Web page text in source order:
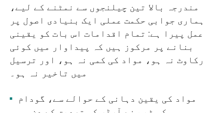
مندرجہ بالا تین چیلنجوں سے نمٹنے کے لیے،
ہماری جوابی حکمت عملی ایک بنیادی اصول پر
عمل پیرا ہے: تمام اقدامات اس بات کو یقینی
بنانے پر مرکوز ہیں کہ پیداوار میں کوئی
رکاوٹ نہ ہو، مواد کی کمی نہ ہو، اور ترسیل
میں تاخیر نہ ہو۔
مواد کی یقین دہانی کے حوالے سے، گودام